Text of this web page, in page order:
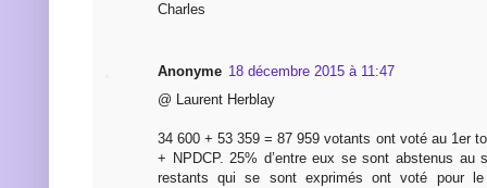
Charles
Anonyme 18 décembre 2015 à 11:47
@ Laurent Herblay
34 600 + 53 359 = 87 959 votants ont voté au 1er
+ NPDCP. 25% d’entre eux se sont abstenus au
restants qui se sont exprimés ont voté pour